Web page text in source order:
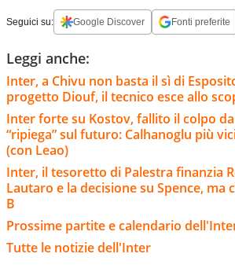
Seguici su: Google Discover Fonti preferite
Leggi anche:
Inter, a Chivu non basta il sì di
progetto Diouf, il tecnico esce allo
Inter forte su Kostov, fallito il colpo
“ripiega” sul futuro: Calhanoglu più
(con Leao)
Inter, il tesoretto di Palestra finanzia
Lautaro e la decisione su Spence, ma
B
Prossime partite e calendario
Tutte le notizie dell'Inter